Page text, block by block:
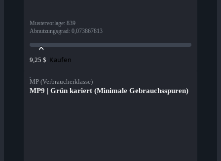
Mustervorlage: 839
Abnutzungsgrad: 0,073867813
9,25 $ Kaufen
MP (Verbraucherklasse)
MP9 | Grün kariert (Minimale Gebrauchsspuren)